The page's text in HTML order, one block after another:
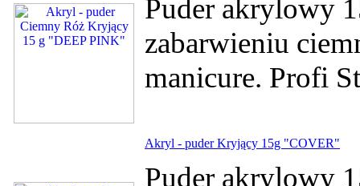
Puder akrylowy
zabarwieniu
manicure. Profi
Akryl - puder Kryjący 15g "COVER"
Puder akrylowy